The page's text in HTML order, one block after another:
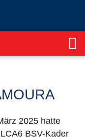
2025 hatte
BSV-Kader